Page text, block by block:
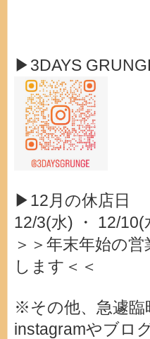
▶3DAYS
▶12月の休店日
12/3(水) ・ 12/
＞＞年末年始の
します＜＜
※その他、急遽臨
instagramやブロ